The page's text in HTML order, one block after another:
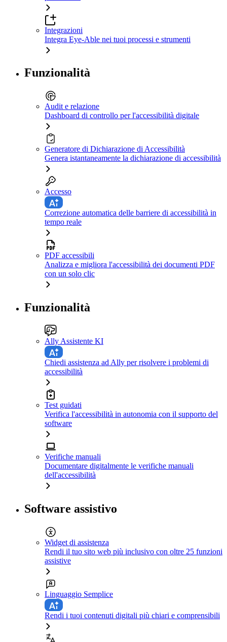
Integrazioni
Integra Eye-Able nei tuoi processi e strumenti
Funzionalità
Audit e relazione
Dashboard di controllo per l'accessibilità digitale
Generatore di Dichiarazione di Accessibilità
Genera istantaneamente la dichiarazione di accessibilità
Accesso
Correzione automatica delle barriere di accessibilità in
tempo reale
PDF accessibili
Analizza e migliora l'accessibilità dei documenti PDF
con un solo clic
Funzionalità
Ally Assistente KI
Chiedi assistenza ad Ally per risolvere i problemi di
accessibilità
Test guidati
Verifica l'accessibilità in autonomia con il supporto del
software
Verifiche manuali
Documentare digitalmente le verifiche manuali
dell'accessibilità
Software assistivo
Widget di assistenza
Rendi il tuo sito web più inclusivo con oltre 25 funzioni
assistive
Linguaggio Semplice
Rendi i tuoi contenuti digitali più chiari e comprensibili